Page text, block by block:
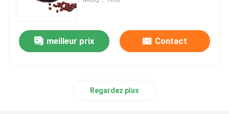
Poudre de fruits et légumes
meilleur prix Contact
Regardez plus